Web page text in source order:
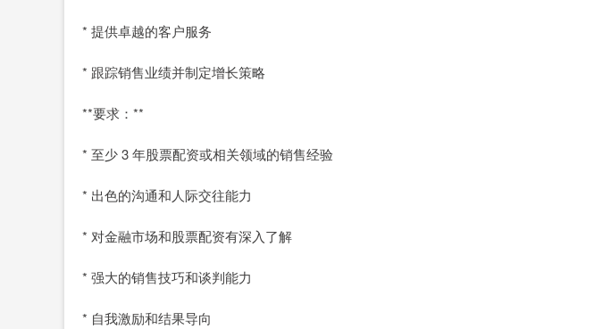
* 提供卓越的客户服务
* 跟踪销售业绩并制定增长策略
**要求：**
* 至少 3 年股票配资或相关领域的销售经验
* 出色的沟通和人际交往能力
* 对金融市场和股票配资有深入了解
* 强大的销售技巧和谈判能力
* 自我激励和结果导向